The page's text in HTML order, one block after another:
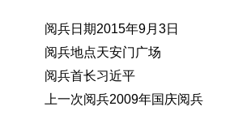
阅兵日期2015年9月3日
阅兵地点天安门广场
阅兵首长习近平
上一次阅兵2009年国庆阅兵